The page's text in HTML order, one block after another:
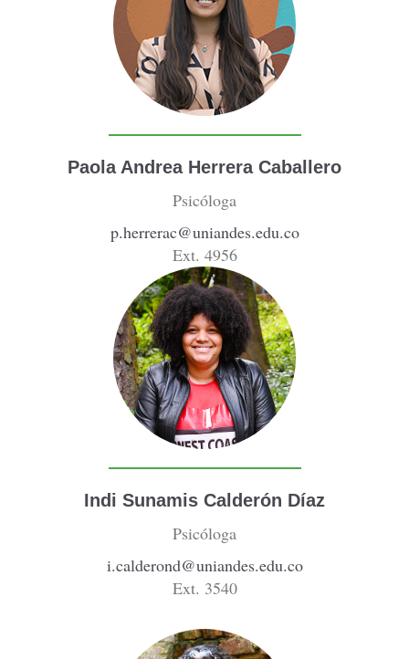
Paola Andrea Herrera Caballero
Psicóloga
p.herrerac@uniandes.edu.co
Ext. 4956
Indi Sunamis Calderón Díaz
Psicóloga
i.calderond@uniandes.edu.co
Ext. 3540